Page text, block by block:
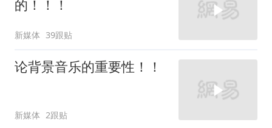
的！！！
新媒体 39跟贴
论背景音乐的重要性！！
新媒体 2跟贴